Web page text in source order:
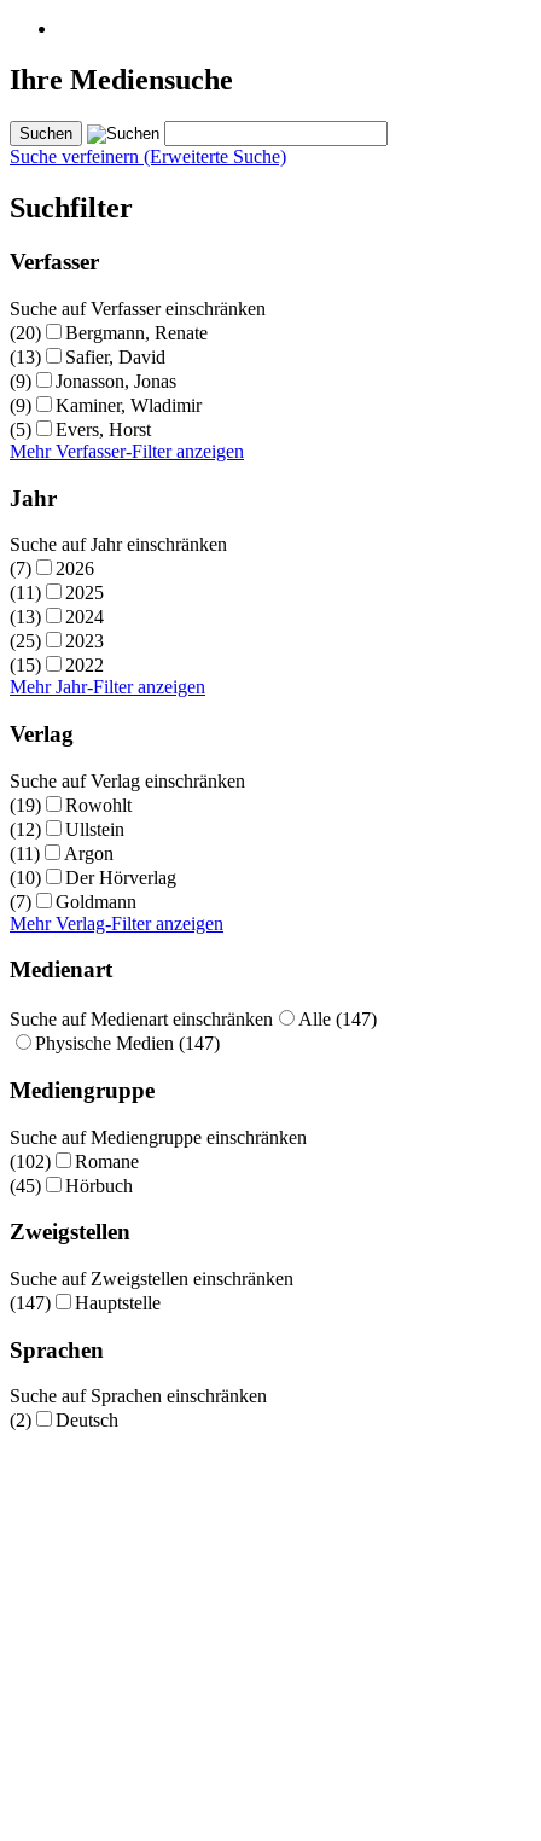
Ihre Mediensuche
Suche verfeinern (Erweiterte Suche)
Suchfilter
Verfasser
Suche auf Verfasser einschränken
(20)
Bergmann, Renate
(13)
Safier, David
(9)
Jonasson, Jonas
(9)
Kaminer, Wladimir
(5)
Evers, Horst
Mehr Verfasser-Filter anzeigen
Jahr
Suche auf Jahr einschränken
(7)
2026
(11)
2025
(13)
2024
(25)
2023
(15)
2022
Mehr Jahr-Filter anzeigen
Verlag
Suche auf Verlag einschränken
(19)
Rowohlt
(12)
Ullstein
(11)
Argon
(10)
Der Hörverlag
(7)
Goldmann
Mehr Verlag-Filter anzeigen
Medienart
Suche auf Medienart einschränken
Alle (147)
Physische Medien (147)
Mediengruppe
Suche auf Mediengruppe einschränken
(102)
Romane
(45)
Hörbuch
Zweigstellen
Suche auf Zweigstellen einschränken
(147)
Hauptstelle
Sprachen
Suche auf Sprachen einschränken
(2)
Deutsch